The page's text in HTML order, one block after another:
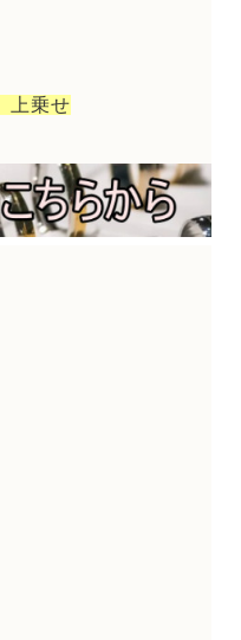
上乗せ